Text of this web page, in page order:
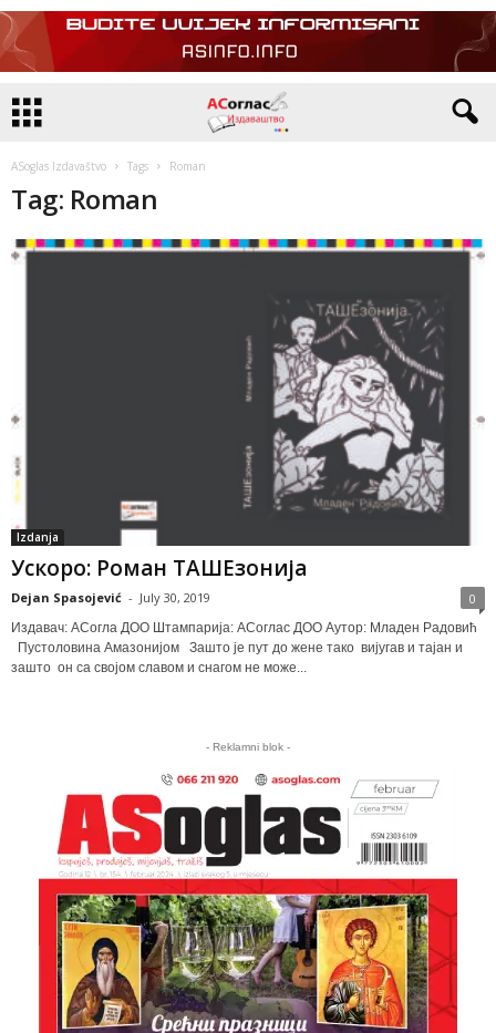
ASoglas Izdavaštvo Tags Roman
Tag: Roman
Izdanja
Ускоро: Роман ТАШЕзонија
Dejan Spasojević - July 30, 2019 0
Издавач: АСогла ДОО Штампарија: АСоглас ДОО Аутор: Младен Радовић
Пустоловина Амазонијом Зашто је пут до жене тако вијугав и тајан и
зашто он са својом славом и снагом не може...
- Reklamni blok -